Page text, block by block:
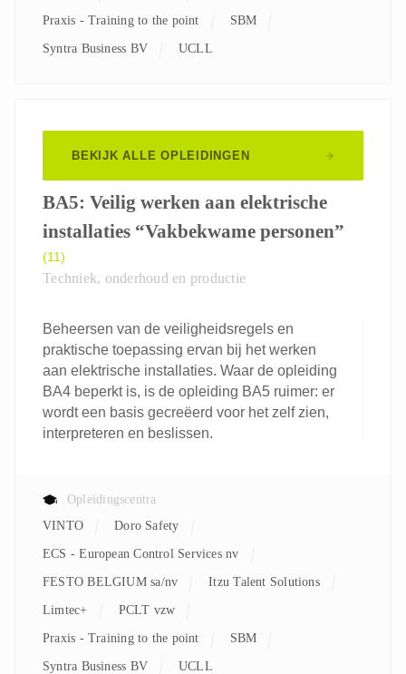
Praxis - Training to the point SBM
Syntra Business BV UCLL
BEKIJK ALLE OPLEIDINGEN
BA5: Veilig werken aan elektrische
installaties “Vakbekwame personen”
(11)
Techniek, onderhoud en productie
Beheersen van de veiligheidsregels en
praktische toepassing ervan bij het werken
aan elektrische installaties. Waar de opleiding
BA4 beperkt is, is de opleiding BA5 ruimer: er
wordt een basis gecreëerd voor het zelf zien,
interpreteren en beslissen.
Opleidingscentra
VINTO
Doro Safety
ECS - European Control Services nv
FESTO BELGIUM sa/nv Itzu Talent Solutions
Limtec+ PCLT vzw
Praxis - Training to the point SBM
Syntra Business BV UCLL